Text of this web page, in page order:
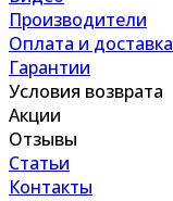
Производители
Оплата и доставка
Гарантии
Условия возврата
Акции
Отзывы
Статьи
Контакты